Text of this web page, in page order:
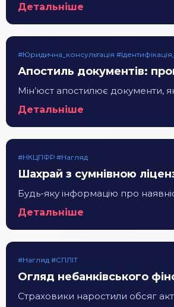
Детальніше
#Юридична_консультація
Апостиль документів:
Мін’юст апостилює документи,
Детальніше
#НКЦПФР #Нагляд
Шахрай з сумнівною
Будь-яку інформацію про
Детальніше
#Нагляд #СПЛІТ
Огляд небанківського
Страховики наростили обсяг